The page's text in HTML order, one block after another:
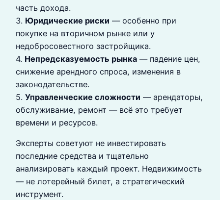
часть дохода.
3. Юридические риски — особенно при
покупке на вторичном рынке или у
недобросовестного застройщика.
4. Непредсказуемость рынка — падение цен,
снижение арендного спроса, изменения в
законодательстве.
5. Управленческие сложности — арендаторы,
обслуживание, ремонт — всё это требует
времени и ресурсов.
Эксперты советуют не инвестировать
последние средства и тщательно
анализировать каждый проект. Недвижимость
— не лотерейный билет, а стратегический
инструмент.